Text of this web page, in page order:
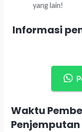
yang lain!
Informasi
Waktu
Penjemputan